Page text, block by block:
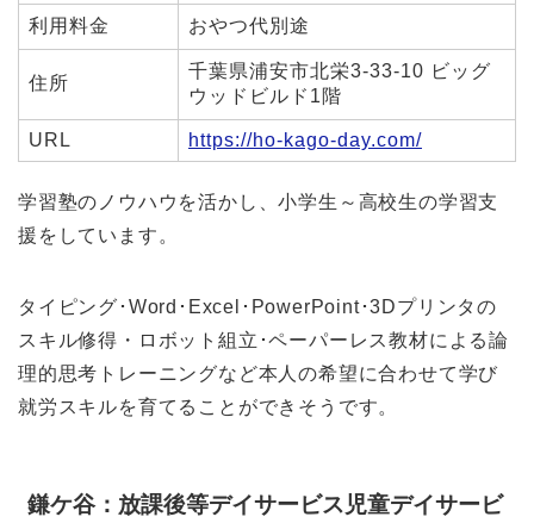
利用料金 おやつ代別途
住所
千葉県浦安市北栄3-33-10 ビッグ
ウッドビルド1階
URL https://ho-kago-day.com/
学習塾のノウハウを活かし、小学生～高校生の学習支
援をしています。
タイピング･Word･Excel･PowerPoint･3Dプリンタの
スキル修得・ロボット組立･ペーパーレス教材による論
理的思考トレーニングなど本人の希望に合わせて学び
就労スキルを育てることができそうです。
鎌ケ谷：放課後等デイサービス児童デイサービ